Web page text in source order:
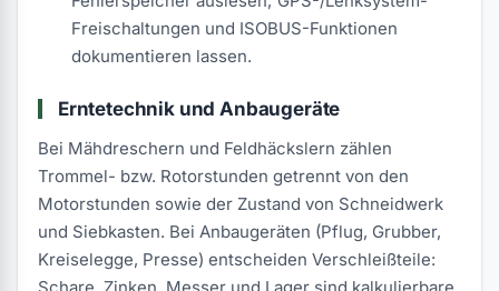
Freischaltungen und ISOBUS-Funktionen
dokumentieren lassen.
Erntetechnik und Anbaugeräte
Bei Mähdreschern und Feldhäckslern zählen
Trommel- bzw. Rotorstunden getrennt von den
Motorstunden sowie der Zustand von Schneidwerk
und Siebkasten. Bei Anbaugeräten (Pflug, Grubber,
Kreiselegge, Presse) entscheiden Verschleißteile: